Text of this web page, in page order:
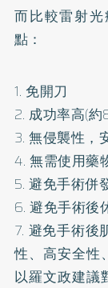
而比較雷射
點：
1. 免開刀
2. 成功率高(
3. 無侵襲性，
4. 無需使用藥
5. 避免手術併
6. 避免手術後
7. 避免手術後
性、高安全性
以羅文政建議